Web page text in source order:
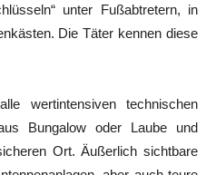
unter Fußabtretern, in
Die Täter kennen diese
wertintensiven technischen
Bungalow oder Laube und
Ort. Äußerlich sichtbare